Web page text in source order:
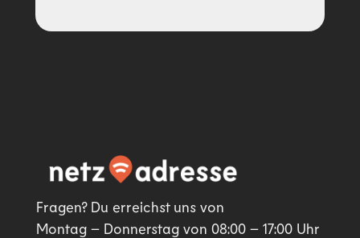
Fragen? Du erreichst uns von
Montag – Donnerstag von 08:00 – 17:00 Uhr